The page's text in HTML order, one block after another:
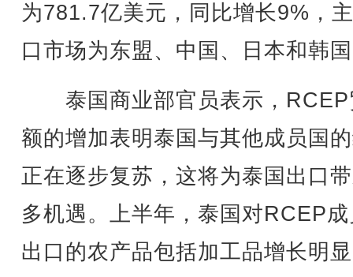
为781.7亿美元，同比增长9%，
口市场为东盟、中国、日本和韩
泰国商业部官员表示，RCEP
额的增加表明泰国与其他成员国
正在逐步复苏，这将为泰国出口
多机遇。上半年，泰国对RCEP
出口的农产品包括加工品增长明